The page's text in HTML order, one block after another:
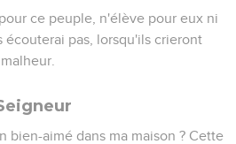
ce peuple, n'élève pour eux ni
écouterai pas, lorsqu'ils crieront
bien-aimé dans ma maison ? Cette